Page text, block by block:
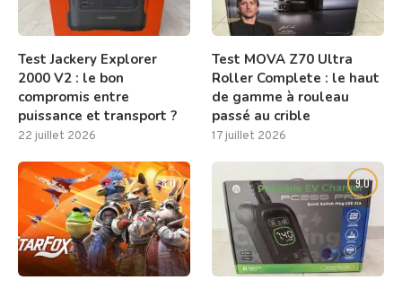
Test Jackery Explorer
2000 V2 : le bon
compromis entre
puissance et transport ?
22 juillet 2026
Test MOVA Z70 Ultra
Roller Complete : le haut
de gamme à rouleau
passé au crible
17 juillet 2026
8.0 9.0